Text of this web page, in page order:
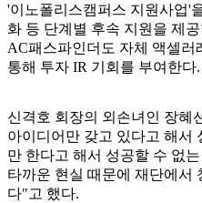
'이노폴리스캠퍼스 지원사업'
화 등 단계별 후속 지원을 제
AC패스파인더도 자체 액셀러
통해 투자 IR 기회를 부여한다.
신격호 회장의 외손녀인 장혜
아이디어만 갖고 있다고 해서
만 한다고 해서 성공할 수 없
타까운 현실 때문에 재단에서
다"고 했다.